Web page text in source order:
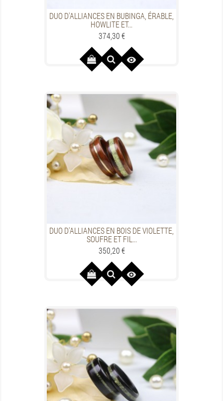
DUO D'ALLIANCES EN BUBINGA, ÉRABLE,
HOWLITE ET...
Prezzo
374,30 €

DUO D'ALLIANCES EN BOIS DE VIOLETTE,
SOUFRE ET FIL...
Prezzo
350,20 €
